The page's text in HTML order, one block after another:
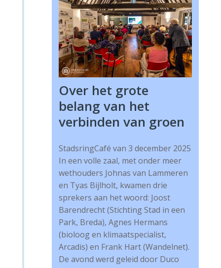
Over het grote
belang van het
verbinden van groen
StadsringCafé van 3 december 2025
In een volle zaal, met onder meer
wethouders Johnas van Lammeren
en Tyas Bijlholt, kwamen drie
sprekers aan het woord: Joost
Barendrecht (Stichting Stad in een
Park, Breda), Agnes Hermans
(bioloog en klimaatspecialist,
Arcadis) en Frank Hart (Wandelnet).
De avond werd geleid door Duco